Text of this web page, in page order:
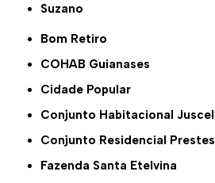
Suzano
Bom Retiro
COHAB Guianases
Cidade Popular
Conjunto Habitacional
Conjunto Residencial
Fazenda Santa Etelvina